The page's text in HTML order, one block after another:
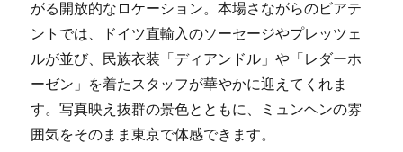
がる開放的なロケーション。本場さながらのビアテ
ントでは、ドイツ直輸入のソーセージやプレッツェ
ルが並び、民族衣装「ディアンドル」や「レダーホ
ーゼン」を着たスタッフが華やかに迎えてくれま
す。写真映え抜群の景色とともに、ミュンヘンの雰
囲気をそのまま東京で体感できます。